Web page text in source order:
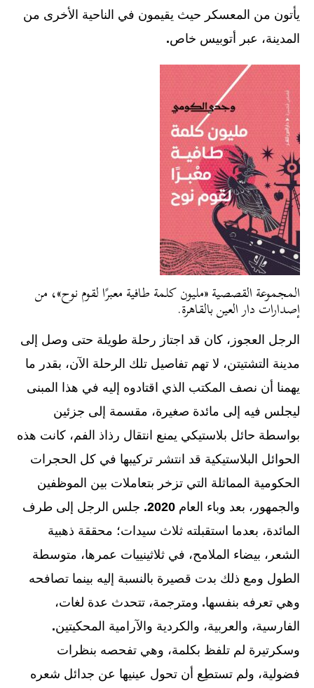
يأتون من المعسكر حيث يقيمون في الناحية الأخرى من
المدينة، عبر أتوبيس خاص.
المجموعة القصصية «مليون كلمة طافية معبرًا لقوم نوح»، من
إصدارات دار العين بالقاهرة.
الرجل العجوز، كان قد اجتاز رحلة طويلة حتى وصل إلى
مدينة التشتيتن، لا تهم تفاصيل تلك الرحلة الآن، بقدر ما
يهمنا أن نصف المكتب الذي اقتادوه إليه في هذا المبنى
ليجلس فيه إلى مائدة صغيرة، مقسمة إلى جزئين
بواسطة حائل بلاستيكي يمنع انتقال رذاذ الفم، كانت هذه
الحوائل البلاستيكية قد انتشر تركيبها في كل الحجرات
الحكومية المماثلة التي تزخر بتعاملات بين الموظفين
والجمهور، بعد وباء العام 2020. جلس الرجل إلى طرف
المائدة، بعدما استقبلته ثلاث سيدات؛ محققة ذهبية
الشعر، بيضاء الملامح، في ثلاثينييات عمرها، متوسطة
الطول ومع ذلك بدت قصيرة بالنسبة إليه بينما تصافحه
وهي تعرفه بنفسها. ومترجمة، تتحدث عدة لغات،
الفارسية، والعربية، والكردية والآرامية المحكيتين.
وسكرتيرة لم تلفظ بكلمة، وهي تفحصه بنظرات
فضولية، ولم تستطِع أن تحول عينيها عن جدائل شعره